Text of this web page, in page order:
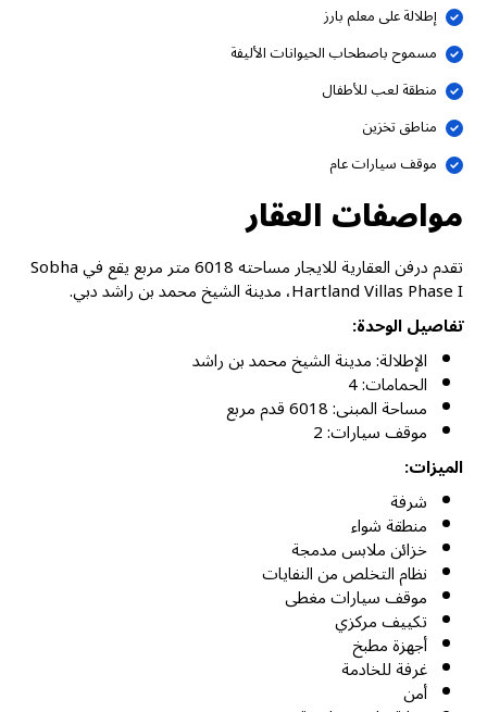
إطلالة على معلم بارز
مسموح باصطحاب الحيوانات الأليفة
منطقة لعب للأطفال
مناطق تخزين
موقف سيارات عام
مواصفات العقار
تقدم درفن العقارية للايجار مساحته 6018 متر مربع يقع في Sobha
Hartland Villas Phase I، مدينة الشيخ محمد بن راشد دبي.
تفاصيل الوحدة:
الإطلالة: مدينة الشيخ محمد بن راشد
الحمامات: 4
مساحة المبنى: 6018 قدم مربع
موقف سيارات: 2
الميزات:
شرفة
منطقة شواء
خزائن ملابس مدمجة
نظام التخلص من النفايات
موقف سيارات مغطى
تكييف مركزي
أجهزة مطبخ
غرفة للخادمة
أمن